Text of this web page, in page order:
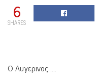
6
SHARES
Ο Αυγερινος ….